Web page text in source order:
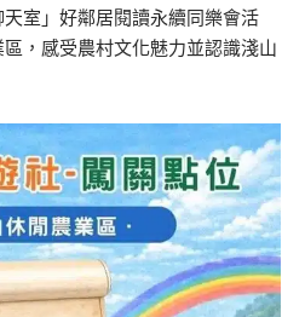
室」好鄰居閱讀永續同樂會活
，感受農村文化魅力並認識淺山